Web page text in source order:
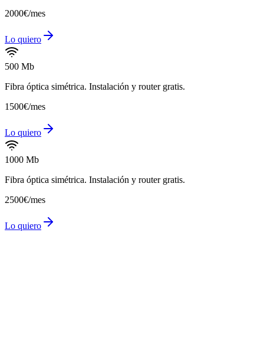
2000€/mes
Lo quiero
500 Mb
Fibra óptica simétrica. Instalación y router gratis.
1500€/mes
Lo quiero
1000 Mb
Fibra óptica simétrica. Instalación y router gratis.
2500€/mes
Lo quiero